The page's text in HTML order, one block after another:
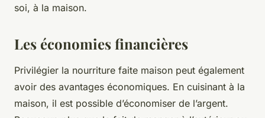
soi, à la maison.
Les économies financières
Privilégier la nourriture faite maison peut également
avoir des avantages économiques. En cuisinant à la
maison, il est possible d’économiser de l’argent.